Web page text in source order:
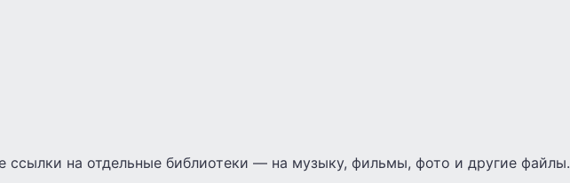
ссылки на отдельные библиотеки — на музыку, фильмы, фото и другие файлы.